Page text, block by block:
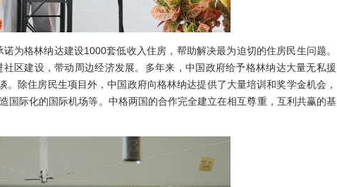
格林纳达建设1000套低收入住房，帮助解决最为迫切的住房民生问题。
区建设，带动周边经济发展。多年来，中国政府给予格林纳达大量无私援
除住房民生项目外，中国政府向格林纳达提供了大量培训和奖学金机会，
际化的国际机场等。中格两国的合作完全建立在相互尊重，互利共赢的基